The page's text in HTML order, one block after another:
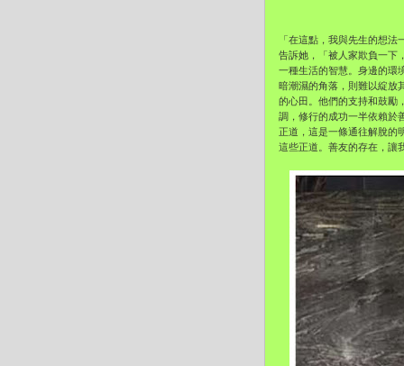
「在這點，我與先生的想
告訴她，「被人家欺負一下
一種生活的智慧。 身邊的環
暗潮濕的角落，則難以綻放
的心田。他們的支持和鼓勵
調，修行的成功一半依賴於
正道， 這是一條通往解脫的
這些正道。善友的存在， 讓